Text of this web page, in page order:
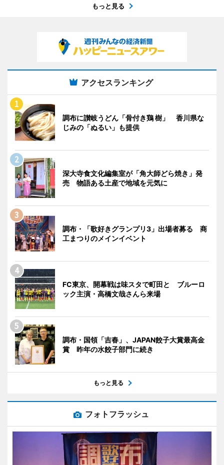
もっと見る
アクセスランキング
調布に讃岐うどん「骨付き鶏 樹」 香川県な
じみの「ぬるい」も提供
深大寺食文化編集室が「角大師どら焼き」発
売 物語ある土産で地域を元気に
調布・「歌好きグランプリ3」出場者募る 商
工まつりのメインイベント
FC東京、開幕戦は味スタで町田と ブルーロ
ック主演・高橋文哉さんら来場
調布・国領「吉春」、JAPAN餃子大賞最高金
賞 昨年の水餃子部門に続き
もっと見る
フォトフラッシュ